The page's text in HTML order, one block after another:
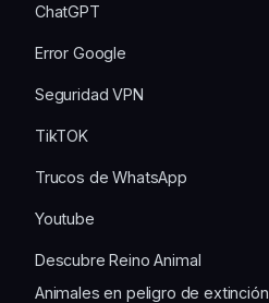
ChatGPT
Error Google
Seguridad VPN
TikTOK
Trucos de WhatsApp
Youtube
Descubre Reino Animal
Animales en peligro de extinción